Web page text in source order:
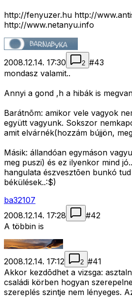
http://fenyuzer.hu http://
http://www.netanyu.info
2008.12.14. 17:30 2 #43
mondasz valamit..
Annyi a gond ,h a hibák is
Barátnõm: amikor vele vagyok
együtt vagyunk. Sokszor
amit elvárnék(hozzám bújjön,
Másik: állandóan egymáson
meg puszi) és ez ilyenkor mind
hangulata észvesztõen bunkó
békülések..:$)
ba32107
2008.12.14. 17:28
#42
A többin is
2008.12.14. 17:12 2 #41
Akkor kezdõdhet a vizsga:
családi körben hogyan
szereplés szintje nem lényeges.